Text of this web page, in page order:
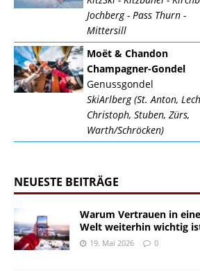
Jochberg - Pass Thurn -
Mittersill
Moët & Chandon
Champagner-Gondel
Genussgondel
SkiArlberg (St. Anton,
Christoph, Stuben, Zürs,
Warth/Schröcken)
NEUESTE BEITRÄGE
Warum Vertrauen in
Welt weiterhin wichtig
19. Mai 2026 0